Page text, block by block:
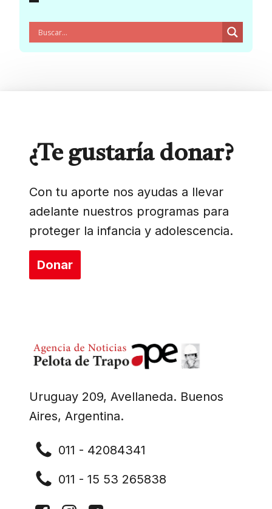
Uruguay 209, Avellaneda. Buenos
Aires, Argentina.
011 - 42084341
011 - 15 53 265838
¿Te gustaría donar?
Con tu aporte nos ayudas a llevar
adelante nuestros programas para
proteger la infancia y adolescencia.
Donar